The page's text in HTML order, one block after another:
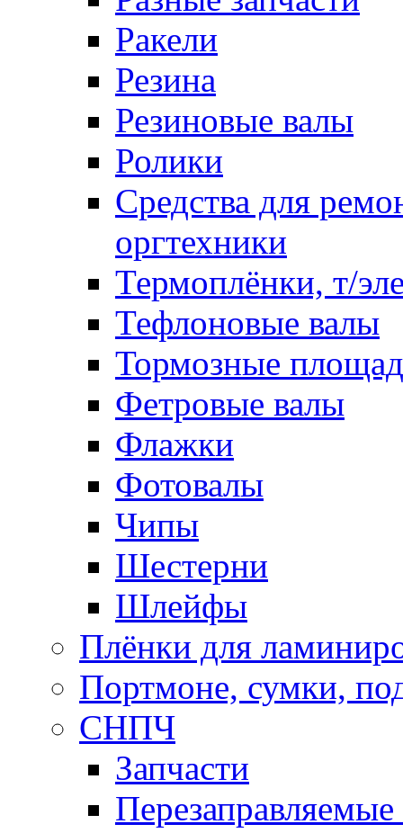
Ракели
Резина
Резиновые валы
Ролики
Средства для
оргтехники
Термоплёнки, т/
Тефлоновые валы
Тормозные
Фетровые валы
Флажки
Фотовалы
Чипы
Шестерни
Шлейфы
Плёнки для
Портмоне, сумки,
СНПЧ
Запчасти
Перезаправляемые